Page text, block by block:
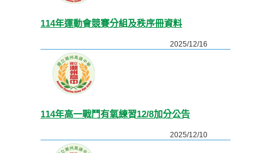
114年運動會競賽分組及秩序冊資料
2025/12/16
114年高一戰鬥有氧練習12/8加分公告
2025/12/10